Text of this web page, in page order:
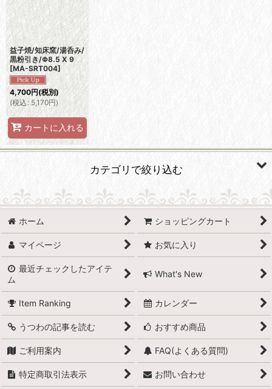
益子焼/知床窯/湯呑み/
黒粉引き/Φ8.5 X 9
[MA-SRT004]
4,700円(税別)
(税込 : 5,170円)
カートに入れる
カテゴリで絞り込む
グラス・カップ (全商品)
グラス・タンブラー
マグカップ
エスプレッソカップ
フリーカップ
酒器
湯呑み
ホーム ショッピングカート
マイページ お気に入り
最近チェックしたアイテ
ム
What's New
Item Ranking カレンダー
うつわの記事を読む おすすめ商品
ご利用案内 FAQ(よくある質問)
特定商取引法表示 お問い合わせ